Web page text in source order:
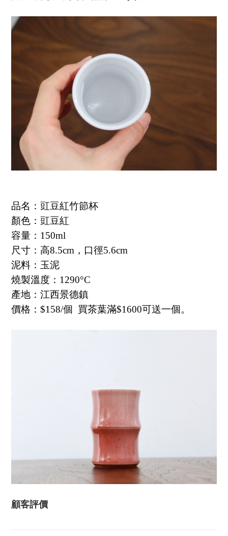
品名：豇豆紅竹節杯
顏色：豇豆紅
容量：150ml
尺寸：高8.5cm，口徑5.6cm
泥料：玉泥
燒製溫度：1290°C
產地：江西景德鎮
價格：$158/個
買茶葉滿$1600可送一個。
顧客評價